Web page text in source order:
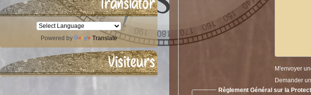
Powered by Translate
Visiteurs
M'envoyer
Demander
Règlement Général sur la